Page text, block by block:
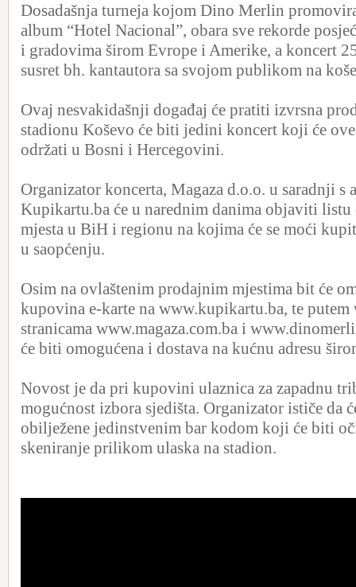
Dosadašnja turneja kojom Dino Merlin
album “Hotel Nacional”, obara sve rekorde
i gradovima širom Evrope i Amerike, a koncert
susret bh. kantautora sa svojom publikom na
Ovaj nesvakidašnji događaj će pratiti izvrsna
stadionu Koševo će biti jedini koncert koji će
održati u Bosni i Hercegovini.
Organizator koncerta, Magaza d.o.o. u saradnji s
Kupikartu.ba će u narednim danima objaviti
mjesta u BiH i regionu na kojima će se moći
u saopćenju.
Osim na ovlaštenim prodajnim mjestima bit će
kupovina e-karte na www.kupikartu.ba, te putem
stranicama www.magaza.com.ba i
će biti omogućena i dostava na kućnu adresu
Novost je da pri kupovini ulaznica za zapadnu
mogućnost izbora sjedišta. Organizator ističe da
obilježene jedinstvenim bar kodom koji će biti
skeniranje prilikom ulaska na stadion.